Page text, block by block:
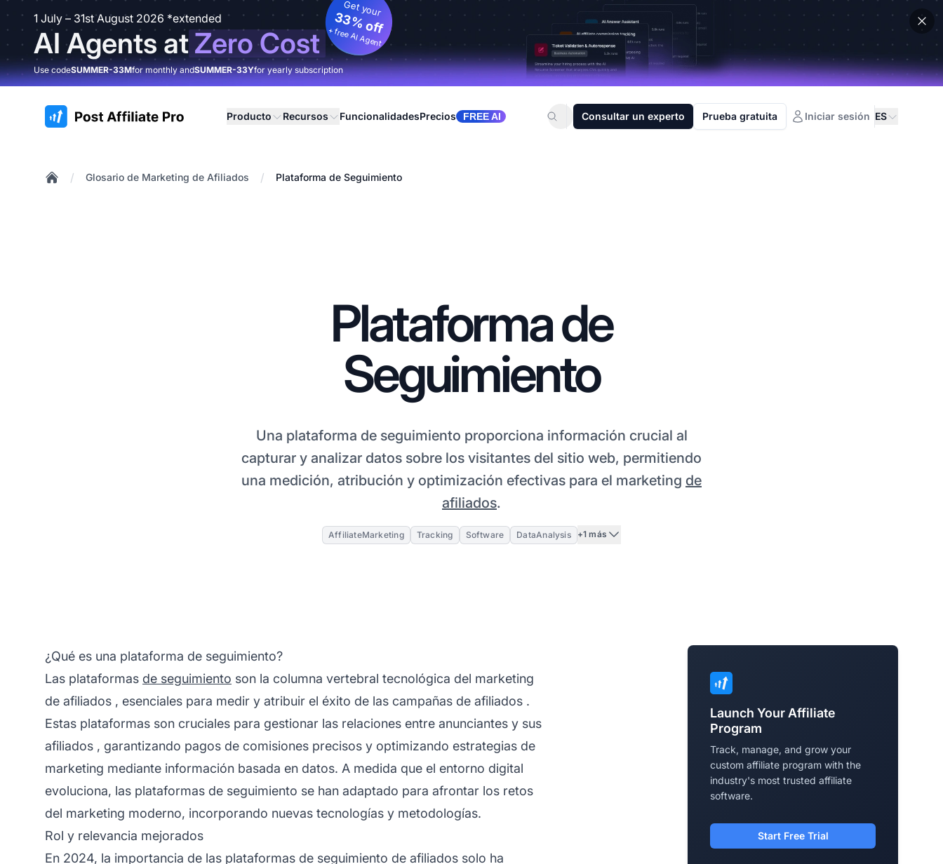
1 July – 31st August 2026 *extended
AI Agents atZero Cost
Get your
33% off
+ free AI Agent
Use codeSUMMER-33Mfor monthly andSUMMER-33Yfor yearly subscription
:site.title Producto Recursos FuncionalidadesPrecios FREE AI Consultar un experto Prueba gratuita Iniciar sesión ES
/ Glosario de Marketing de Afiliados / Plataforma de Seguimiento
Plataforma de
Seguimiento
Una plataforma de seguimiento proporciona información crucial al
capturar y analizar datos sobre los visitantes del sitio web, permitiendo
una medición, atribución y optimización efectivas para el marketing de
afiliados.
AffiliateMarketing Tracking Software DataAnalysis +1 más
¿Qué es una plataforma de seguimiento?
Las plataformas de seguimiento son la columna vertebral tecnológica del marketing
de afiliados , esenciales para medir y atribuir el éxito de las campañas de afiliados .
Estas plataformas son cruciales para gestionar las relaciones entre anunciantes y sus
afiliados , garantizando pagos de comisiones precisos y optimizando estrategias de
marketing mediante información basada en datos. A medida que el entorno digital
evoluciona, las plataformas de seguimiento se han adaptado para afrontar los retos
del marketing moderno, incorporando nuevas tecnologías y metodologías.
Rol y relevancia mejorados
En 2024, la importancia de las plataformas de seguimiento de afiliados solo ha
Launch Your Affiliate
Program
Track, manage, and grow your
custom affiliate program with the
industry's most trusted affiliate
software.
Start Free Trial